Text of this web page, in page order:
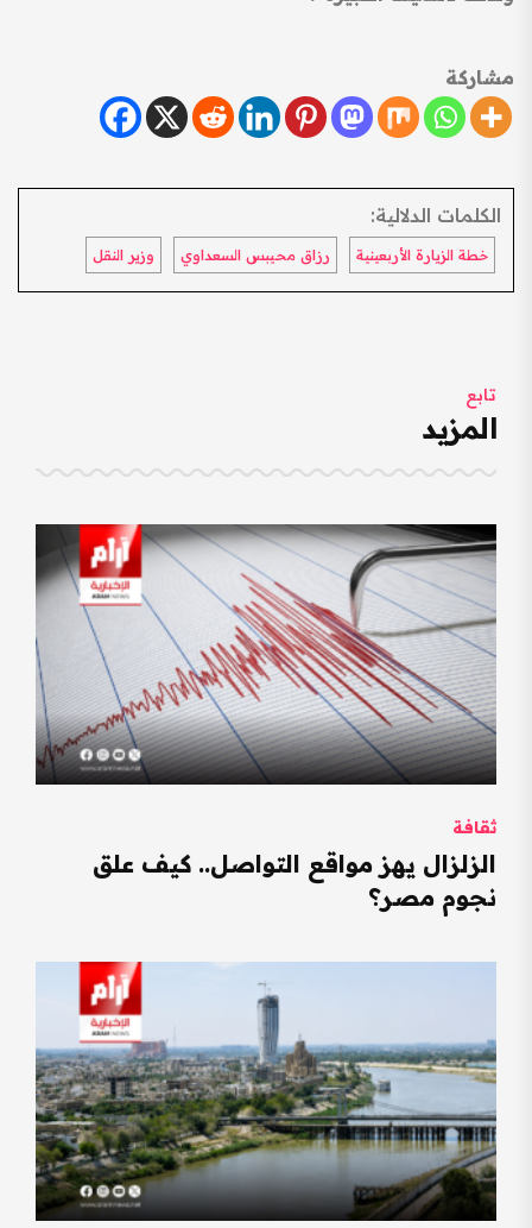
مشاركة
الكلمات الدلالية:
خطة الزيارة الأربعينية رزاق محيبس السعداوي وزير النقل
تابع
المزيد
ثقافة
الزلزال يهز مواقع التواصل.. كيف علق
نجوم مصر؟